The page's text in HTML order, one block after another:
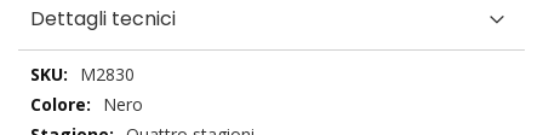
Dettagli tecnici
Dettagli
tecnici
M2830
Nero